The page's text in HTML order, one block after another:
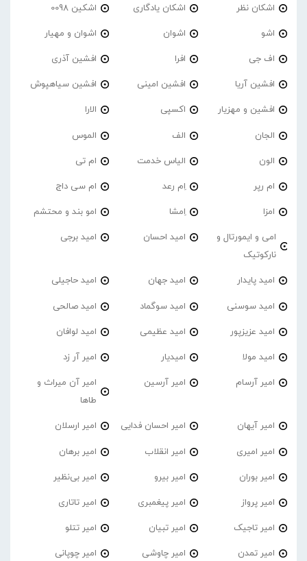
اشکان نظر اشکان یادگاری اشکین 0098
اشو اشوان اشوان و مهیار
اف جی افرا افشین آذری
افشین آریا افشین امینی افشین سیاهپوش
افشین و مهزیار اکسپی الارا
الجان الف الموس
الون الیاس خدمت ام تی
ام رپر اِم رعد ام سی داج
امزا اِمشا امو بند و محتشم
امی و ایمورتال و
نارکوتیک
امید احسان امید برجی
امید پایدار امید جهان امید حاجیلی
امید سوسنی امید سوگماد امید صالحی
امید عزیزپور امید عظیمی امید لوافان
امید مولا امیدیار امیر آر زد
امیر آرسام امیر آرسین
امیر آن میراث و
طاها
امیر آیهان امیر احسان فدایی امیر ارسلان
امیر امیری امیر انقلاب امیر برهان
امیر‌ بوران امیر بیرو امیر بی‌نظیر
امیر پرواز امیر پیغمبری امیر تاتاری
امیر تاجیک امیر تبیان امیر تتلو
امیر تمدن امیر چاوشی امیر چوپانی